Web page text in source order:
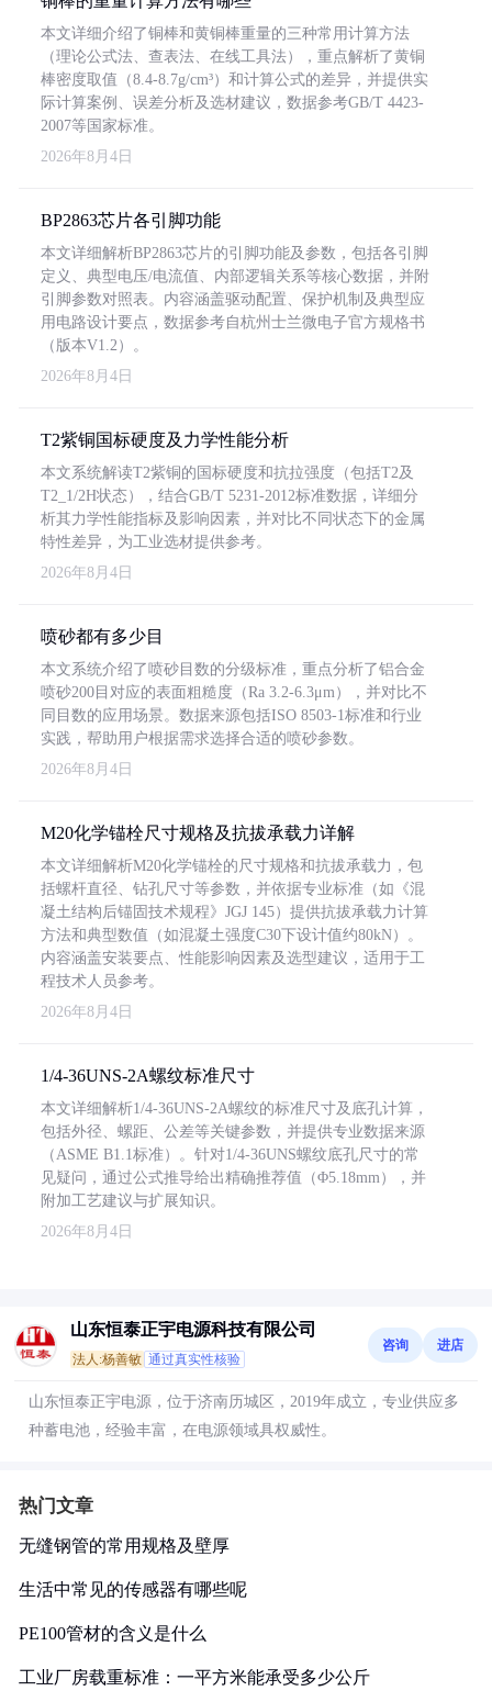
本文详细介绍了铜棒和黄铜棒重量的三种常用计算方法
（理论公式法、查表法、在线工具法），重点解析了黄铜
棒密度取值（8.4-8.7g/cm³）和计算公式的差异，并提供实
际计算案例、误差分析及选材建议，数据参考GB/T 4423-
2007等国家标准。
2026年8月4日
BP2863芯片各引脚功能
本文详细解析BP2863芯片的引脚功能及参数，包括各引脚
定义、典型电压/电流值、内部逻辑关系等核心数据，并附
引脚参数对照表。内容涵盖驱动配置、保护机制及典型应
用电路设计要点，数据参考自杭州士兰微电子官方规格书
（版本V1.2）。
2026年8月4日
T2紫铜国标硬度及力学性能分析
本文系统解读T2紫铜的国标硬度和抗拉强度（包括T2及
T2_1/2H状态），结合GB/T 5231-2012标准数据，详细分
析其力学性能指标及影响因素，并对比不同状态下的金属
特性差异，为工业选材提供参考。
2026年8月4日
喷砂都有多少目
本文系统介绍了喷砂目数的分级标准，重点分析了铝合金
喷砂200目对应的表面粗糙度（Ra 3.2-6.3μm），并对比不
同目数的应用场景。数据来源包括ISO 8503-1标准和行业
实践，帮助用户根据需求选择合适的喷砂参数。
2026年8月4日
M20化学锚栓尺寸规格及抗拔承载力详解
本文详细解析M20化学锚栓的尺寸规格和抗拔承载力，包
括螺杆直径、钻孔尺寸等参数，并依据专业标准（如《混
凝土结构后锚固技术规程》JGJ 145）提供抗拔承载力计算
方法和典型数值（如混凝土强度C30下设计值约80kN）。
内容涵盖安装要点、性能影响因素及选型建议，适用于工
程技术人员参考。
2026年8月4日
1/4-36UNS-2A螺纹标准尺寸
本文详细解析1/4-36UNS-2A螺纹的标准尺寸及底孔计算，
包括外径、螺距、公差等关键参数，并提供专业数据来源
（ASME B1.1标准）。针对1/4-36UNS螺纹底孔尺寸的常
见疑问，通过公式推导给出精确推荐值（Φ5.18mm），并
附加工艺建议与扩展知识。
2026年8月4日
山东恒泰正宇电源科技有限公司
法人:杨善敏 通过真实性核验
咨询 进店
山东恒泰正宇电源，位于济南历城区，2019年成立，专业供应多
种蓄电池，经验丰富，在电源领域具权威性。
热门文章
无缝钢管的常用规格及壁厚
生活中常见的传感器有哪些呢
PE100管材的含义是什么
工业厂房载重标准：一平方米能承受多少公斤